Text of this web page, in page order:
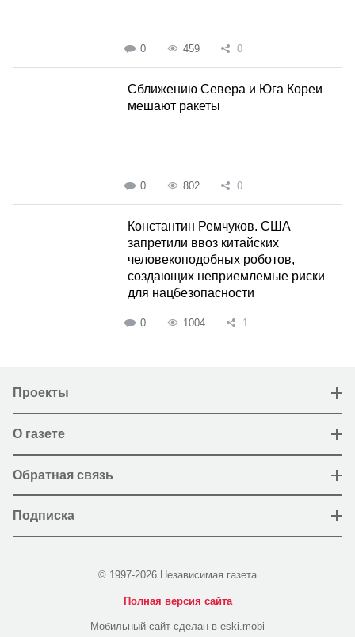
0 459 0
Сближению Севера и Юга Кореи
мешают ракеты
0 802 0
Константин Ремчуков. США
запретили ввоз китайских
человекоподобных роботов,
создающих неприемлемые риски
для нацбезопасности
0 1004 1
Проекты
О газете
Обратная связь
Подписка
© 1997-2026 Независимая газета
Полная версия сайта
Мобильный сайт сделан в eski.mobi